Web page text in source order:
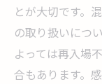
とが大切です。
の取り扱いにつ
よっては再入場
合もあります。